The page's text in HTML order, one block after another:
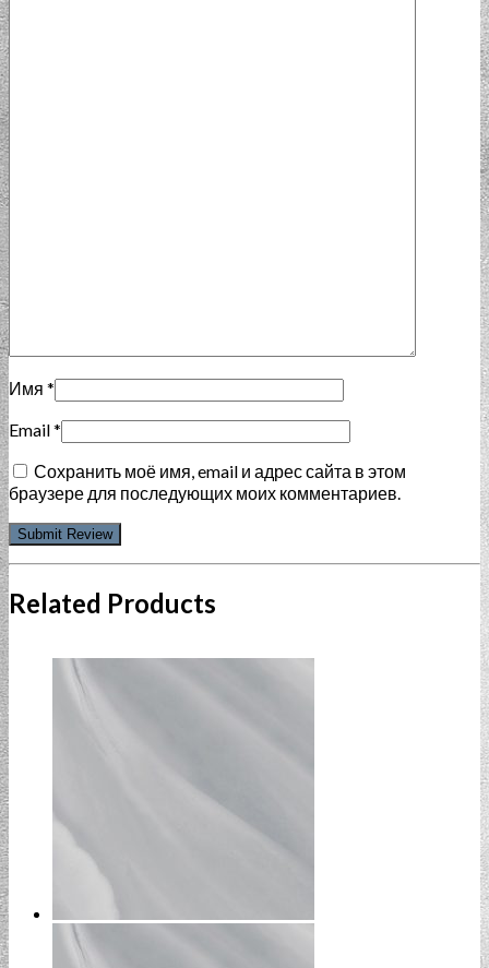
Имя *
Email*
Сохранить моё имя, email и адрес сайта в этом
браузере для последующих моих комментариев.
Related Products